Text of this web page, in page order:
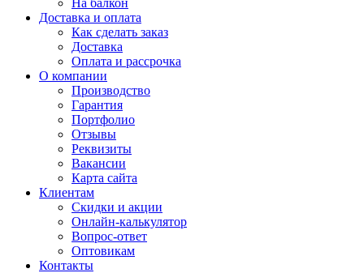
На балкон
Доставка и оплата
Как сделать заказ
Доставка
Оплата и рассрочка
О компании
Производство
Гарантия
Портфолио
Отзывы
Реквизиты
Вакансии
Карта сайта
Клиентам
Скидки и акции
Онлайн-калькулятор
Вопрос-ответ
Оптовикам
Контакты